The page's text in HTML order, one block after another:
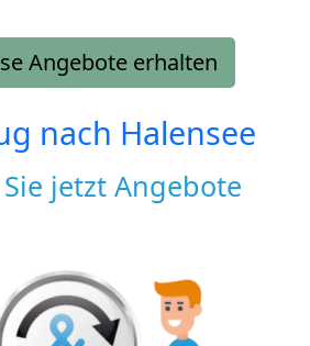
Angebote erhalten
nach Halensee
jetzt Angebote